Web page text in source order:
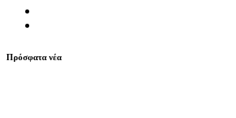
Πρόσφατα νέα